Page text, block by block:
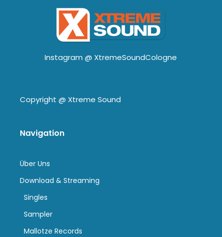
Instagram @ XtremeSoundCologne
Copyright @ Xtreme Sound
Navigation
Über Uns
Download & Streaming
Singles
Sampler
Mallotze Records